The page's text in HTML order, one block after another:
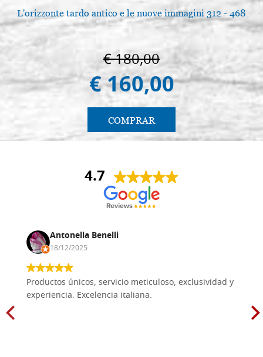
L'orizzonte tardo antico e le nuove immagini 312 - 468
€ 180,00
€ 160,00
COMPRAR
4.7
Antonella Benelli
18/12/2025
Productos únicos, servicio meticuloso, exclusividad y
experiencia. Excelencia italiana.